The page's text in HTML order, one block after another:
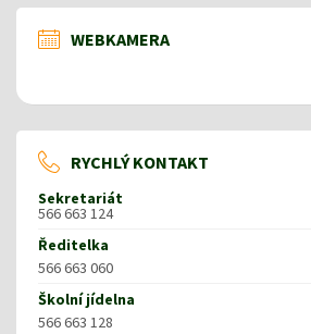
WEBKAMERA
RYCHLÝ KONTAKT
Sekretariát
566 663 124
Ředitelka
566 663 060
Školní jídelna
566 663 128